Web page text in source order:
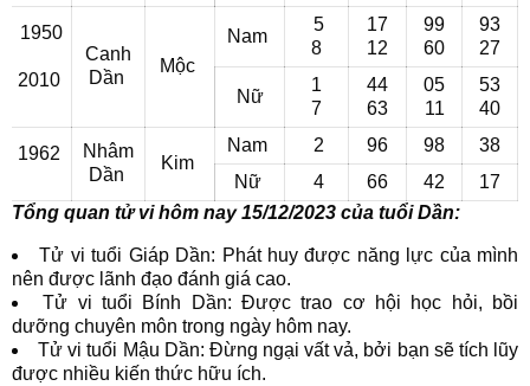
1950
2010
Canh
Dần
Mộc
Nam
5
8
17
12
99
60
93
27
Nữ
1
7
44
63
05
11
53
40
1962
Nhâm
Dần
Kim
Nam 2 96 98
38
Nữ
4 66 42
17
Tổng quan tử vi hôm nay 15/12/2023 của tuổi Dần:
Tử vi tuổi Giáp Dần: Phát huy được năng lực của mình
nên được lãnh đạo đánh giá cao.
Tử vi tuổi Bính Dần: Được trao cơ hội học hỏi, bồi
dưỡng chuyên môn trong ngày hôm nay.
Tử vi tuổi Mậu Dần: Đừng ngại vất vả, bởi bạn sẽ tích lũy
được nhiều kiến thức hữu ích.